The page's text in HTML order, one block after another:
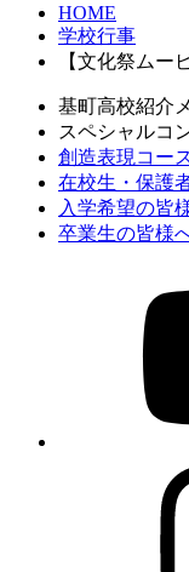
HOME
学校行事
【文化祭ムー
基町高校紹介
スペシャルコ
創造表現コー
在校生・保護
入学希望の皆
卒業生の皆様